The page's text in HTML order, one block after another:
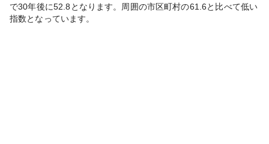
で30年後に52.8 となります。 周囲の市区町村の61.6と比べて低い
指数となっています。